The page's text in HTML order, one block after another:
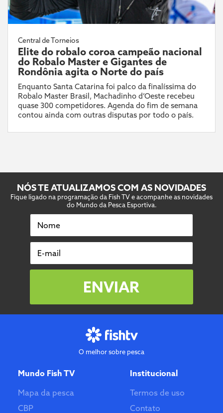
Central de Torneios
Elite do robalo coroa campeão nacional
do Robalo Master e Gigantes de
Rondônia agita o Norte do país
Enquanto Santa Catarina foi palco da finalíssima do
Robalo Master Brasil, Machadinho d’Oeste recebeu
quase 300 competidores. Agenda do fim de semana
contou ainda com outras disputas por todo o país.
NÓS TE ATUALIZAMOS COM AS NOVIDADES
Fique ligado na programação da Fish TV e acompanhe as novidades
do Mundo da Pesca Esportiva.
Nome
E-mail
ENVIAR
O melhor sobre pesca
Mundo Fish TV
Mapa da pesca
CBP
Institucional
Termos de uso
Contato